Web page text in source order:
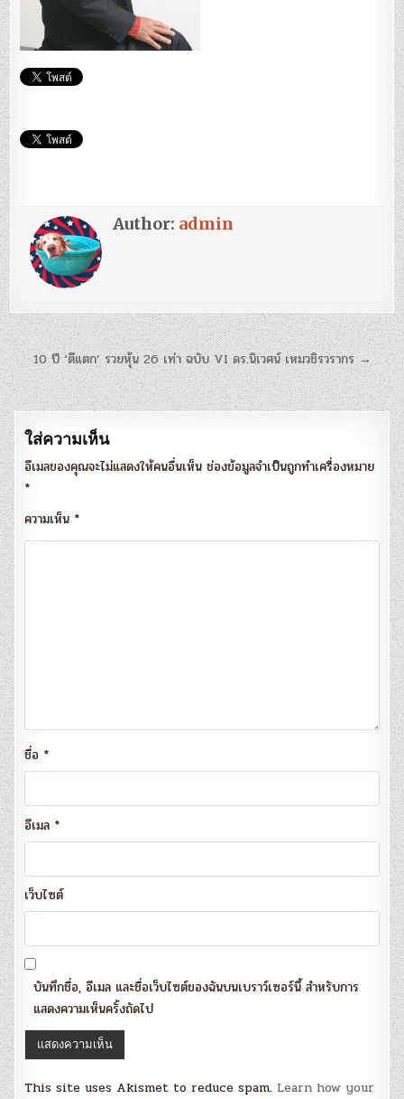
Author: admin
แนะแนว
เรื่อง
10 ปี ‘ตีแตก’ รวยหุ้น 26 เท่า ฉบับ VI ดร.นิเวศน์ เหมวชิรวรากร →
ใส่ความเห็น
อีเมลของคุณจะไม่แสดงให้คนอื่นเห็น ช่องข้อมูลจำเป็นถูกทำเครื่องหมาย
*
ความเห็น *
ชื่อ *
อีเมล *
เว็บไซต์
บันทึกชื่อ, อีเมล และชื่อเว็บไซต์ของฉันบนเบราว์เซอร์นี้ สำหรับการ
แสดงความเห็นครั้งถัดไป
This site uses Akismet to reduce spam. Learn how your